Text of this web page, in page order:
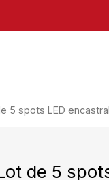
5 spots LED
de 5